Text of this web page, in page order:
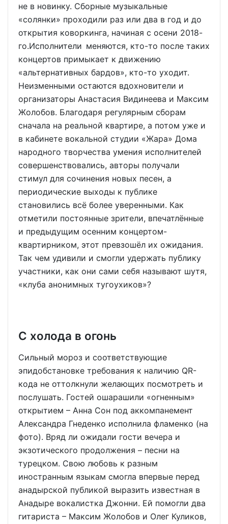
не в новинку. Сборные музыкальные
«солянки» проходили раз или два в год и до
открытия коворкинга, начиная с осени 2018-
го.Исполнители меняются, кто-то после таких
концертов примыкает к движению
«альтернативных бардов», кто-то уходит.
Неизменными остаются вдохновители и
организаторы Анастасия Видинеева и Максим
Жолобов. Благодаря регулярным сборам
сначала на реальной квартире, а потом уже и
в кабинете вокальной студии «Жара» Дома
народного творчества умения исполнителей
совершенствовались, авторы получали
стимул для сочинения новых песен, а
периодические выходы к публике
становились всё более уверенными. Как
отметили постоянные зрители, впечатлённые
и предыдущим осенним концертом-
квартирником, этот превзошёл их ожидания.
Так чем удивили и смогли удержать публику
участники, как они сами себя называют шутя,
«клуба анонимных тугоухиков»?
С холода в огонь
Сильный мороз и соответствующие
эпидобстановке требования к наличию QR-
кода не оттолкнули желающих посмотреть и
послушать. Гостей ошарашили «огненным»
открытием – Анна Сон под аккомпанемент
Александра Гнеденко исполнила фламенко (на
фото). Вряд ли ожидали гости вечера и
экзотического продолжения – песни на
турецком. Свою любовь к разным
иностранным языкам смогла впервые перед
анадырской публикой выразить известная в
Анадыре вокалистка Джонни. Ей помогли два
гитариста – Максим Жолобов и Олег Куликов,